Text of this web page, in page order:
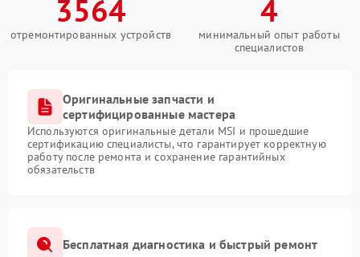
3564
отремонтированных устройств
4
минимальный опыт работы
специалистов
Оригинальные запчасти и
сертифицированные мастера
Используются оригинальные детали MSI и прошедшие
сертификацию специалисты, что гарантирует корректную
работу после ремонта и сохранение гарантийных
обязательств
Бесплатная диагностика и быстрый ремонт